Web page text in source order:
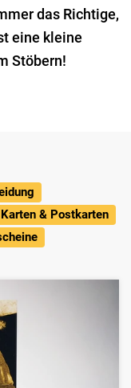
das Richtige,
eine kleine
Stöbern!
Karten & Postkarten